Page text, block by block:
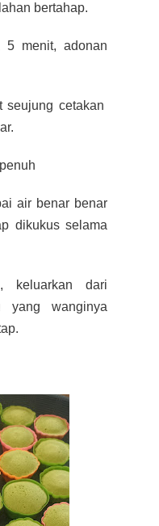
bertahap.
5 menit, adonan
seujung cetakan
air benar benar
dikukus selama
keluarkan dari
yang wanginya